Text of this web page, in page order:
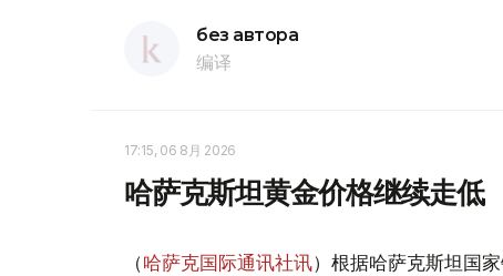
без автора
编译
17:15, 06 8月 2026
哈萨克斯坦黄金价格继续走低
（哈萨克国际通讯社讯）根据哈萨克斯坦国